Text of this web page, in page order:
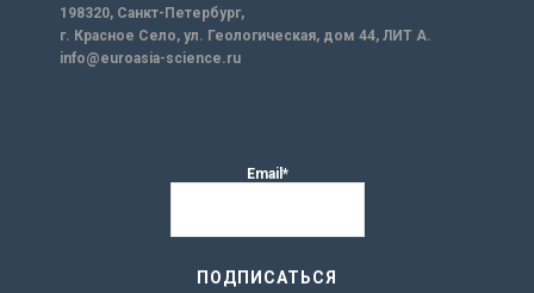
198320, Санкт-Петербург,
г. Красное Село, ул. Геологическая, дом 44, ЛИТ А.
info@euroasia-science.ru
Email*